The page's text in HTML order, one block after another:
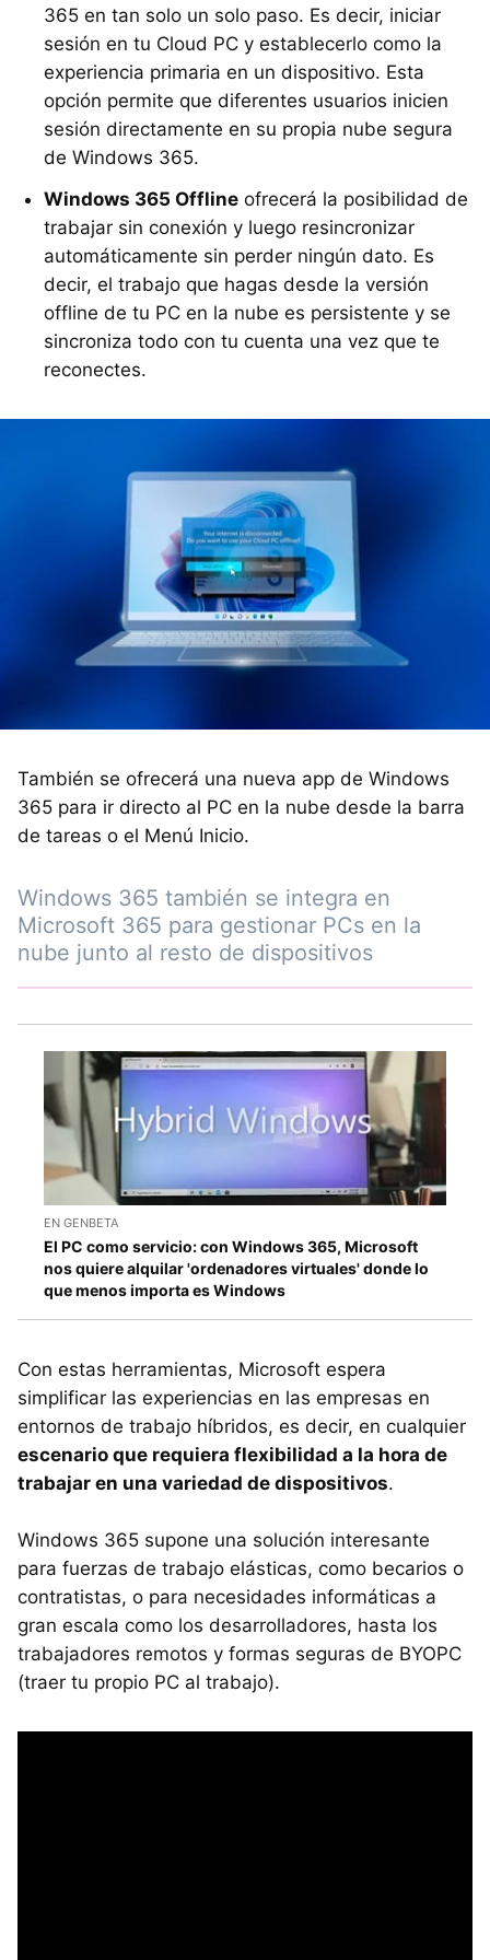
365 en tan solo un solo paso. Es decir, iniciar
sesión en tu Cloud PC y establecerlo como la
experiencia primaria en un dispositivo. Esta
opción permite que diferentes usuarios inicien
sesión directamente en su propia nube segura
de Windows 365.
Windows 365 Offline ofrecerá la posibilidad de
trabajar sin conexión y luego resincronizar
automáticamente sin perder ningún dato. Es
decir, el trabajo que hagas desde la versión
offline de tu PC en la nube es persistente y se
sincroniza todo con tu cuenta una vez que te
reconectes.
También se ofrecerá una nueva app de Windows
365 para ir directo al PC en la nube desde la barra
de tareas o el Menú Inicio.
Windows 365 también se integra en
Microsoft 365 para gestionar PCs en la
nube junto al resto de dispositivos
EN GENBETA
El PC como servicio: con Windows 365, Microsoft
nos quiere alquilar 'ordenadores virtuales' donde lo
que menos importa es Windows
Con estas herramientas, Microsoft espera
simplificar las experiencias en las empresas en
entornos de trabajo híbridos, es decir, en cualquier
escenario que requiera flexibilidad a la hora de
trabajar en una variedad de dispositivos.
Windows 365 supone una solución interesante
para fuerzas de trabajo elásticas, como becarios o
contratistas, o para necesidades informáticas a
gran escala como los desarrolladores, hasta los
trabajadores remotos y formas seguras de BYOPC
(traer tu propio PC al trabajo).